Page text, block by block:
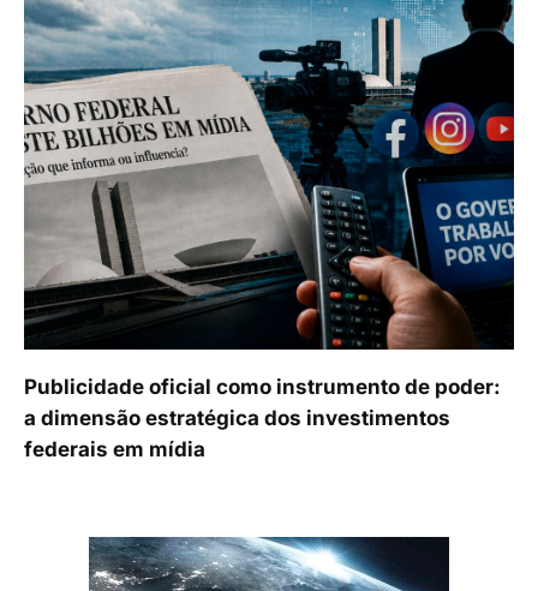
Publicidade oficial como instrumento de poder:
a dimensão estratégica dos investimentos
federais em mídia